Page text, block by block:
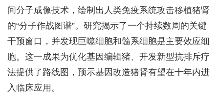
间分子成像技术，绘制出人类免疫系统攻击移植猪肾
的“分子作战图谱”。研究揭示了一个持续数周的关键
干预窗口，并发现巨噬细胞和髓系细胞是主要效应细
胞。这一成果为优化基因编辑猪、开发新型抗排斥疗
法提供了路线图，预示基因改造猪肾有望在十年内进
入临床应用。